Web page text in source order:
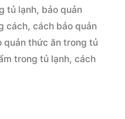
tủ lạnh, bảo quản
cách, cách bảo quản
quản thức ăn trong tủ
trong tủ lạnh, cách